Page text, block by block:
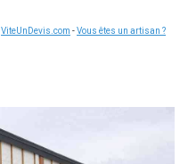
ViteUnDevis.com -Vous êtes un artisan ?